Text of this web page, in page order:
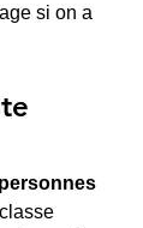
si on a